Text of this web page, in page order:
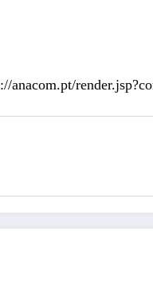
anacom.pt/